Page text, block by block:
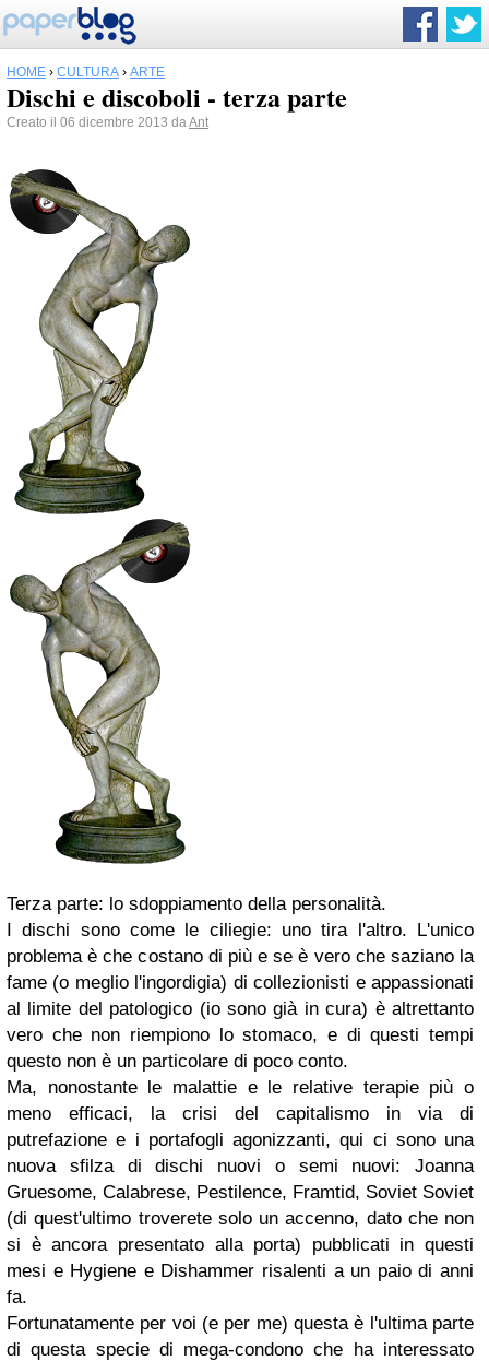
HOME › CULTURA › ARTE
Dischi e discoboli - terza parte
Creato il 06 dicembre 2013 daAnt
Terza parte: lo sdoppiamento della personalità.
I dischi sono come le ciliegie: uno tira l'altro. L'unico
problema è che costano di più e se è vero che saziano la
fame (o meglio l'ingordigia) di collezionisti e appassionati
al limite del patologico (io sono già in cura) è altrettanto
vero che non riempiono lo stomaco, e di questi tempi
questo non è un particolare di poco conto.
Ma, nonostante le malattie e le relative terapie più o
meno efficaci, la crisi del capitalismo in via di
putrefazione e i portafogli agonizzanti, qui ci sono una
nuova sfilza di dischi nuovi o semi nuovi: Joanna
Gruesome, Calabrese, Pestilence, Framtid, Soviet Soviet
(di quest'ultimo troverete solo un accenno, dato che non
si è ancora presentato alla porta) pubblicati in questi
mesi e Hygiene e Dishammer risalenti a un paio di anni
fa.
Fortunatamente per voi (e per me) questa è l'ultima parte
di questa specie di mega-condono che ha interessato